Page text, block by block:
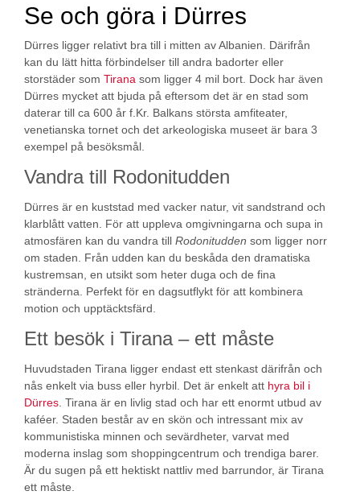
Se och göra i Dürres
Dürres ligger relativt bra till i mitten av Albanien. Därifrån
kan du lätt hitta förbindelser till andra badorter eller
storstäder som Tirana som ligger 4 mil bort. Dock har även
Dürres mycket att bjuda på eftersom det är en stad som
daterar till ca 600 år f.Kr. Balkans största amfiteater,
venetianska tornet och det arkeologiska museet är bara 3
exempel på besöksmål.
Vandra till Rodonitudden
Dürres är en kuststad med vacker natur, vit sandstrand och
klarblått vatten. För att uppleva omgivningarna och supa in
atmosfären kan du vandra till Rodonitudden som ligger norr
om staden. Från udden kan du beskåda den dramatiska
kustremsan, en utsikt som heter duga och de fina
stränderna. Perfekt för en dagsutflykt för att kombinera
motion och upptäcktsfärd.
Ett besök i Tirana – ett måste
Huvudstaden Tirana ligger endast ett stenkast därifrån och
nås enkelt via buss eller hyrbil. Det är enkelt att hyra bil i
Dürres . Tirana är en livlig stad och har ett enormt utbud av
kaféer. Staden består av en skön och intressant mix av
kommunistiska minnen och sevärdheter, varvat med
moderna inslag som shoppingcentrum och trendiga barer.
Är du sugen på ett hektiskt nattliv med barrundor, är Tirana
ett måste.